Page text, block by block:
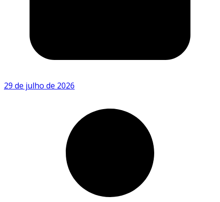
29 de julho de 2026